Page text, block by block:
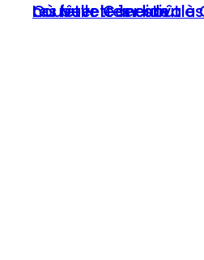
nouvelle Candide
Où fêter le 1er août à
Les buvettes